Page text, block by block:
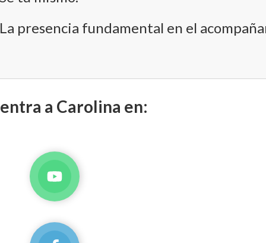
presencia fundamental en el
a Carolina en: